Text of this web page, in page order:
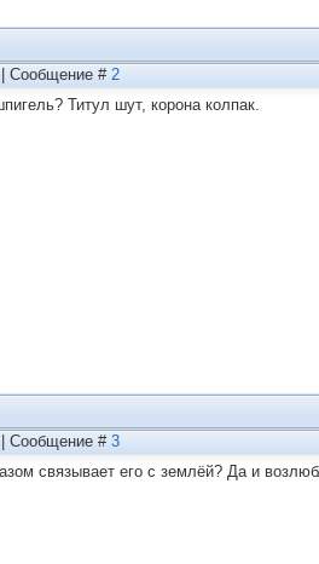
Сообщение # 2
Титул шут, корона колпак.
Сообщение # 3
связывaет его с зeмлёй? Да и